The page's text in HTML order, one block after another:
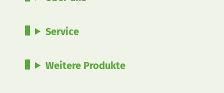
Service
Weitere Produkte